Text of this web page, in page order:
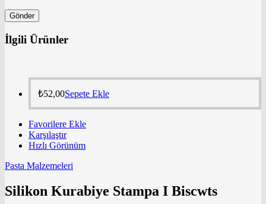
İlgili Ürünler
₺52,00Sepete Ekle
Favorilere Ekle
Karşılaştır
Hızlı Görünüm
Pasta Malzemeleri
Silikon Kurabiye Stampa I Biscwts